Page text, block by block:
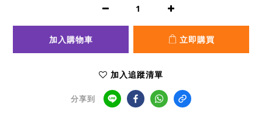
加入購物車 立即購買
加入追蹤清單
分享到